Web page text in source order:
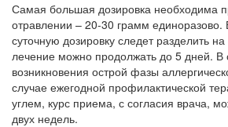
Самая большая дозировка необходима
отравлении – 20-30 грамм единоразово.
суточную дозировку следет разделить
лечение можно продолжать до 5 дней. В
возникновения острой фазы
случае ежегодной профилактической
углем, курс приема, с согласия врача,
двух недель.